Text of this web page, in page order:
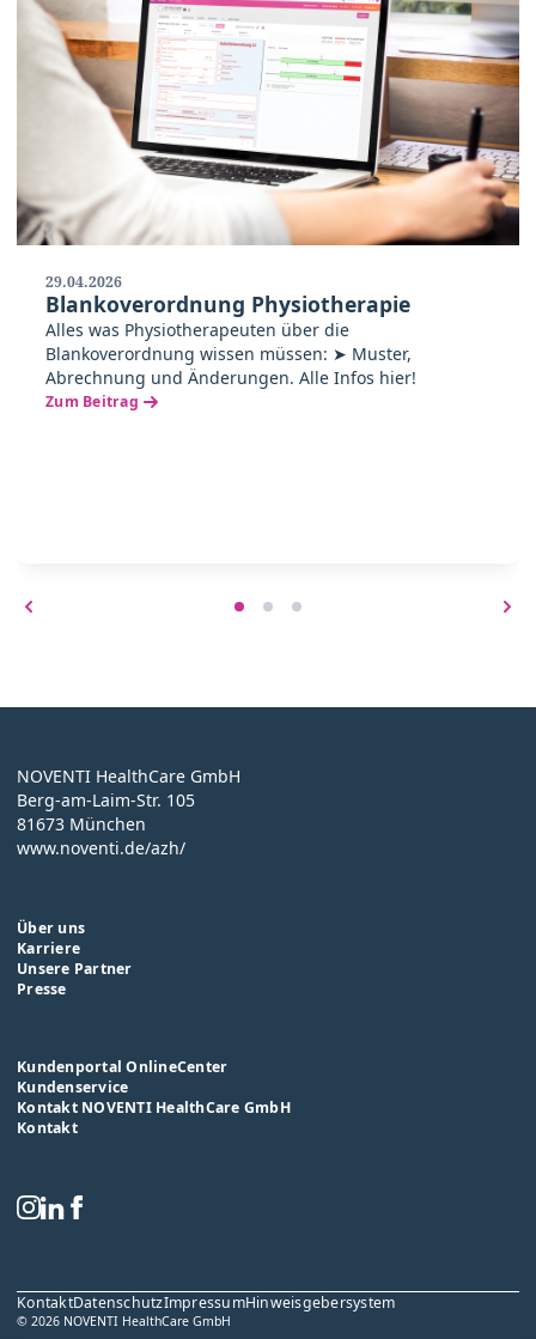
29.04.2026
Blankoverordnung Physiotherapie
Alles was Physiotherapeuten über die
Blankoverordnung wissen müssen: ➤ Muster,
Abrechnung und Änderungen. Alle Infos hier!
Zum Beitrag
NOVENTI HealthCare GmbH
Berg-am-Laim-Str. 105
81673 München
www.noventi.de/azh/
Über uns
Karriere
Unsere Partner
Presse
Kundenportal OnlineCenter
Kundenservice
Kontakt NOVENTI HealthCare GmbH
Kontakt
KontaktDatenschutzImpressumHinweisgebersystem
© 2026 NOVENTI HealthCare GmbH